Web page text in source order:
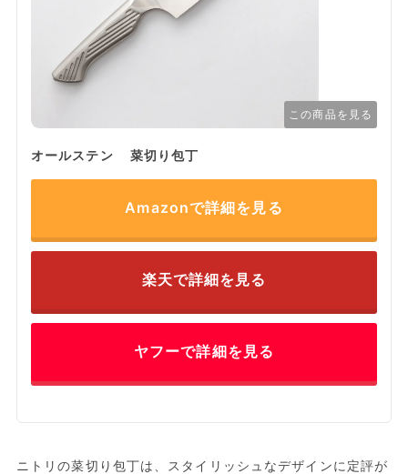
この商品を見る
オールステン 菜切り包丁
Amazonで詳細を見る
楽天で詳細を見る
ヤフーで詳細を見る
ニトリの菜切り包丁は、スタイリッシュなデザインに定評が